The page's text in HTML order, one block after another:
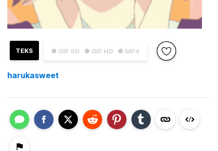
● GIF SD ● GIF HD ● MP4
TEKS
harukasweet